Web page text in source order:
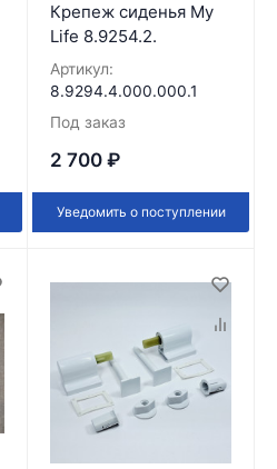
Крепеж сиденья My
Life 8.9254.2.
Артикул:
8.9294.4.000.000.1
Под заказ
2 700 ₽
Уведомить о поступлении